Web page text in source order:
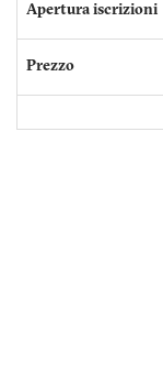
Apertura iscrizioni
Prezzo